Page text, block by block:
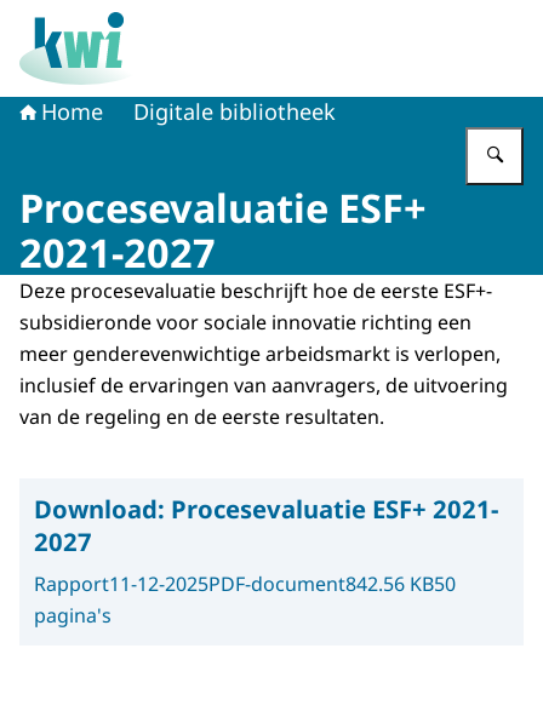
Naar de homepage van Kennisplatform Werk en
Home Digitale bibliotheek
Procesevaluatie ESF+
2021-2027
Deze procesevaluatie beschrijft hoe de eerste ESF+-
subsidieronde voor sociale innovatie richting een
meer genderevenwichtige arbeidsmarkt is verlopen,
inclusief de ervaringen van aanvragers, de uitvoering
van de regeling en de eerste resultaten.
Download: Procesevaluatie ESF+ 2021-
2027
Rapport11-12-2025PDF-document842.56 KB50
pagina's